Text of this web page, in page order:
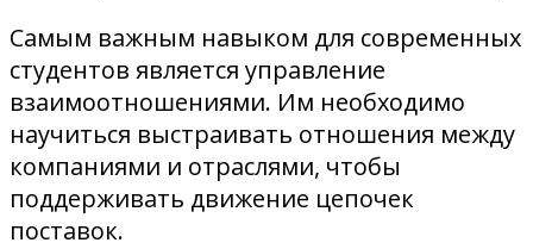
Самым важным навыком для современных
студентов является управление
взаимоотношениями. Им необходимо
научиться выстраивать отношения между
компаниями и отраслями, чтобы
поддерживать движение цепочек
поставок.